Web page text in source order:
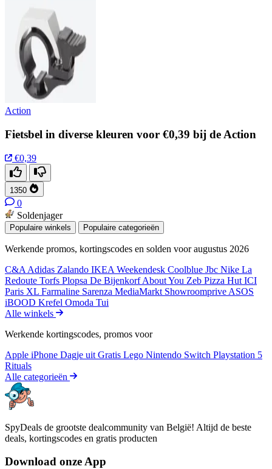
Action
Fietsbel in diverse kleuren voor €0,39 bij de Action
€0,39
1350
0
Soldenjager
Populaire winkels Populaire categorieën
Werkende promos, kortingscodes en solden voor augustus 2026
C&A Adidas Zalando IKEA Weekendesk Coolblue Jbc Nike La
Redoute Torfs Plopsa De BijenkorfAbout You Zeb Pizza Hut ICI
Paris XL Farmaline Sarenza MediaMarkt Showroomprive ASOS
iBOOD Krefel Omoda Tui
Alle winkels
Werkende kortingscodes, promos voor
Apple iPhone Dagje uit Gratis Lego Nintendo Switch Playstation 5
Rituals
Alle categorieën
SpyDeals de grootste dealcommunity van België! Altijd de beste
deals, kortingscodes en gratis producten
Download onze App